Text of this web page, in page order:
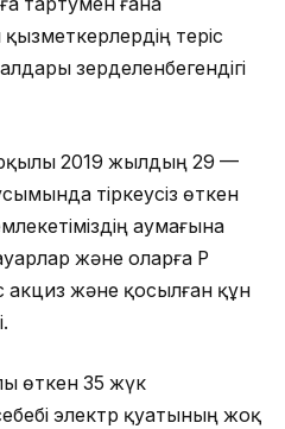
тартумен ғана
теріс
зерделенбегендігі
2019 жылдың 29 —
тіркеусіз өткен
аумағына
және оларға ҚР
акциз және қосылған құн
өткен 35 жүк
электр қуатының жоқ